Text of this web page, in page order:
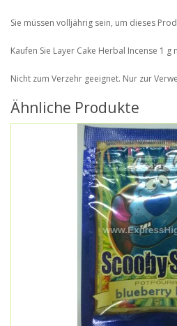
Sie müssen volljährig sein, um dieses
Kaufen Sie Layer Cake Herbal Incense 1 g
Nicht zum Verzehr geeignet. Nur zur
Ähnliche Produkte